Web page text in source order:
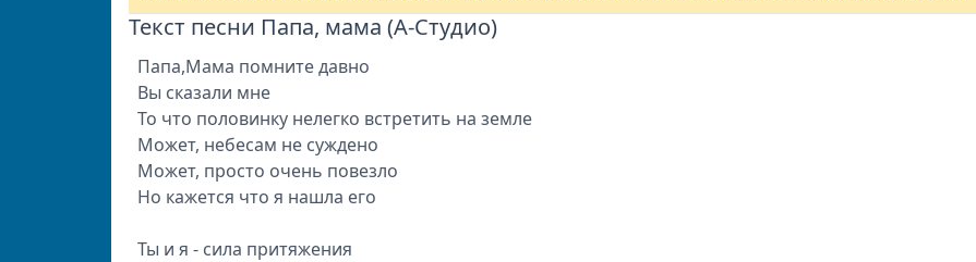
Текст песни Папа, мама (А-Студио)
Папа,Мама помните давно
Вы сказали мне
То что половинку нелегко встретить на земле
Может, небесам не суждено
Может, просто очень повезло
Но кажется что я нашла его
Ты и я - сила притяжения